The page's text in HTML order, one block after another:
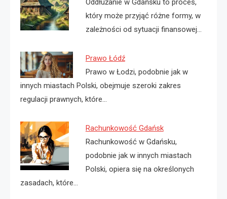
Oddłużanie w Gdańsku to proces,
który może przyjąć różne formy, w
zależności od sytuacji finansowej…
Prawo Łódź
Prawo w Łodzi, podobnie jak w
innych miastach Polski, obejmuje szeroki zakres
regulacji prawnych, które…
Rachunkowość Gdańsk
Rachunkowość w Gdańsku,
podobnie jak w innych miastach
Polski, opiera się na określonych
zasadach, które…